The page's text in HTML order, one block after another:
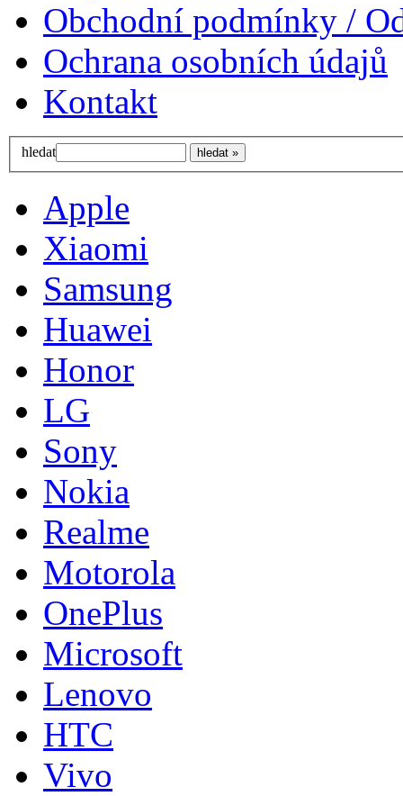
Obchodní podmínky /
Ochrana osobních údajů
Kontakt
hledat
Apple
Xiaomi
Samsung
Huawei
Honor
LG
Sony
Nokia
Realme
Motorola
OnePlus
Microsoft
Lenovo
HTC
Vivo